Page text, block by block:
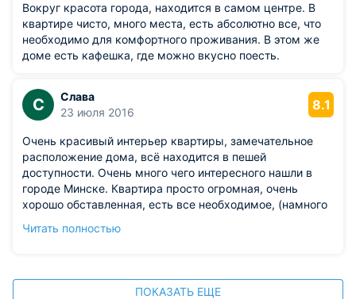
Вокруг красота города, находится в самом центре. В
квартире чисто, много места, есть абсолютно все, что
необходимо для комфортного проживания. В этом же
доме есть кафешка, где можно вкусно поесть.
С
Слава
23 июля 2016
8.1
Очень красивый интерьер квартиры, замечательное
расположение дома, всё находится в пешей
доступности. Очень много чего интересного нашли в
городе Минске. Квартира просто огромная, очень
хорошо обставленная, есть все необходимое, (намного
теплое отношение, встретили, заселили, рассказали, где
Читать полностью
ПОКАЗАТЬ ЕЩЕ